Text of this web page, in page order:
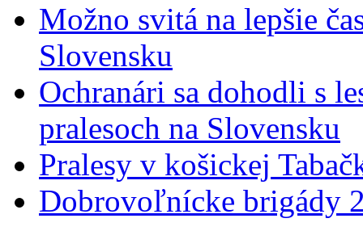
Možno svitá na lepšie
Slovensku
Ochranári sa dohodli s
pralesoch na Slovensku
Pralesy v košickej
Dobrovoľnícke brigády